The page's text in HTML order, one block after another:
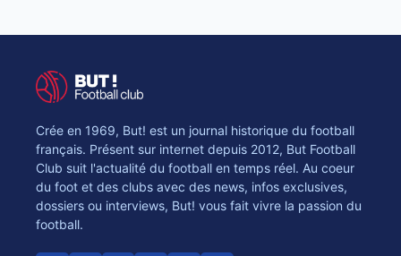
Crée en 1969, But! est un journal historique du football
français. Présent sur internet depuis 2012, But Football
Club suit l'actualité du football en temps réel. Au coeur
du foot et des clubs avec des news, infos exclusives,
dossiers ou interviews, But! vous fait vivre la passion du
football.